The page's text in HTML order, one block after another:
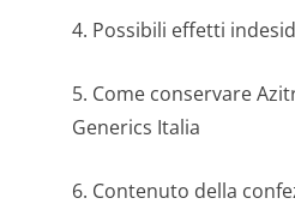
4. Possibili effetti
5. Come conservare
Generics Italia
6. Contenuto della